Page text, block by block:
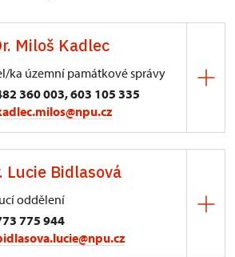
Miloš Kadlec
ka územní památkové správy
360 003, 603 105 335
3
Lucie Bidlasová
oddělení
775 944